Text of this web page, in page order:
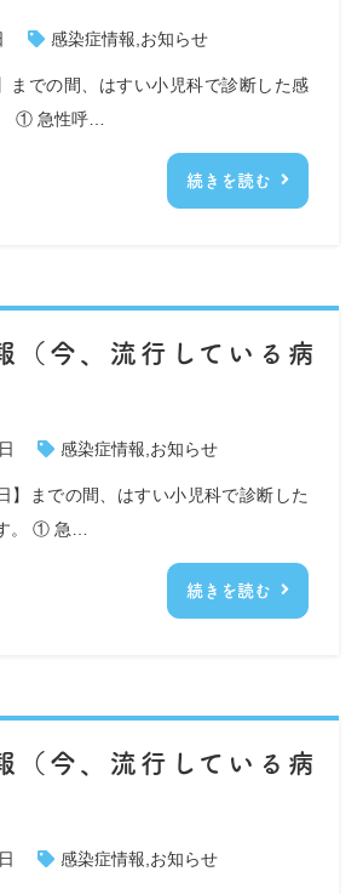
感染症情報 お知らせ
までの間、はすい小児科で診断した感
① 急性呼…
続きを読む
（今、流行している病
感染症情報 お知らせ
】までの間、はすい小児科で診断した
。 ① 急…
続きを読む
（今、流行している病
感染症情報 お知らせ